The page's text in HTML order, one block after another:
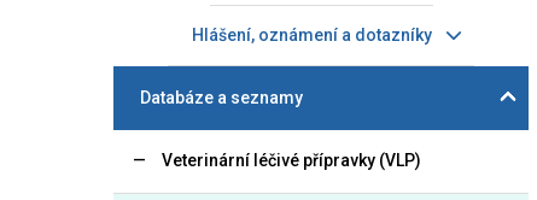
Hlášení, oznámení a dotazníky
Databáze a seznamy
Veterinární léčivé přípravky (VLP)